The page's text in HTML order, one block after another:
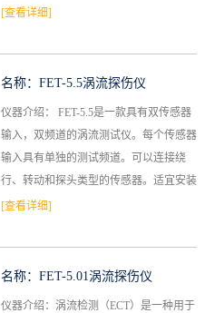
检查、热处理核查等。•单探头、双频率•
[查看详细]
名称： FET-5.5涡流探伤仪
仪器介绍： FET-5.5是一款具有双传感器
输入，双频道的涡流测试仪。每个传感器
输入具有单独的测试频道。可以连接绕
行、转动和探头类型的传感器。适宜安装
在自动或半自动测试线上，进行检测、热
[查看详细]
名称： FET-5.01涡流探伤仪
仪器介绍：涡流检测（ECT）是一种用于